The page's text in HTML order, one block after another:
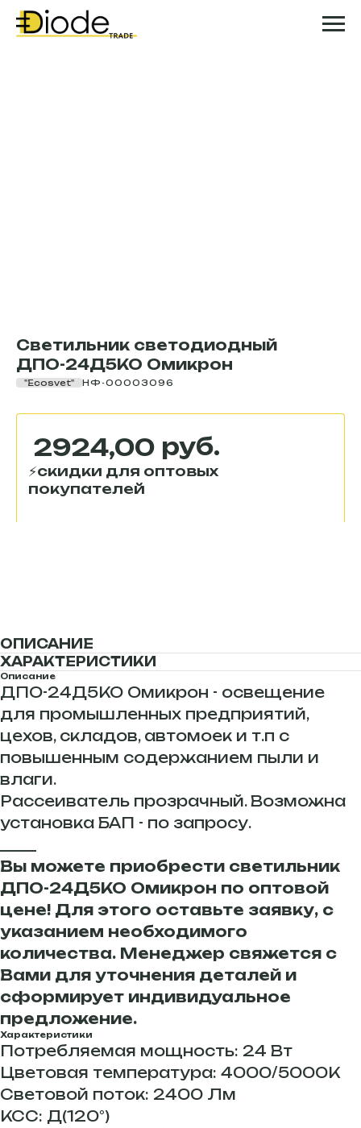
Светильник светодиодный
ДПО-24Д5КО Омикрон
"Ecosvet" НФ-00003096
2924,00 руб.
ОПИСАНИЕ
ХАРАКТЕРИСТИКИ
Описание
ДПО-24Д5КО Омикрон - освещение
для промышленных предприятий,
цехов, складов, автомоек и т.п с
повышенным содержанием пыли и
влаги.
Рассеиватель прозрачный. Возможна
установка БАП - по запросу.
Вы можете приобрести светильник
ДПО-24Д5КО Омикрон по оптовой
цене! Для этого оставьте заявку, с
указанием необходимого
количества. Менеджер свяжется с
Вами для уточнения деталей и
сформирует индивидуальное
предложение.
Характеристики
Потребляемая мощность: 24 Вт
Цветовая температура: 4000/5000К
Световой поток: 2400 Лм
КСС: Д(120°)